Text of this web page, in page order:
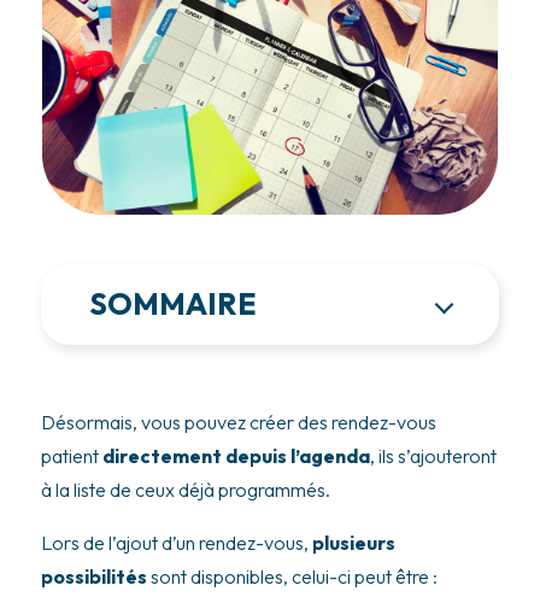
SOMMAIRE
Désormais, vous pouvez créer des rendez-vous
patient directement depuis l’agenda, ils s’ajouteront
à la liste de ceux déjà programmés.
Lors de l’ajout d’un rendez-vous, plusieurs
possibilités sont disponibles, celui-ci peut être :